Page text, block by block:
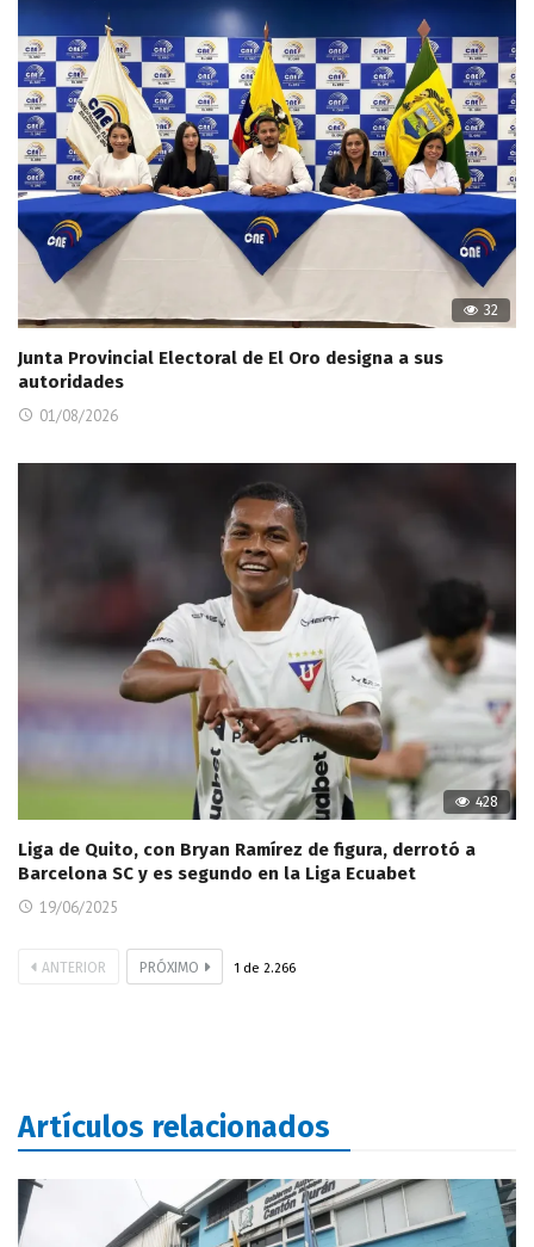
32
Junta Provincial Electoral de El Oro designa a sus
autoridades
01/08/2026
428
Liga de Quito, con Bryan Ramírez de figura, derrotó a
Barcelona SC y es segundo en la Liga Ecuabet
19/06/2025
ANTERIOR PRÓXIMO 1 de 2.266
Artículos relacionados